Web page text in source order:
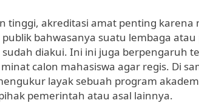
tinggi, akreditasi amat penting
bahwasanya suatu lembaga
diakui. Ini ini juga berpengaruh
calon mahasiswa agar regis. Di
layak sebuah program
pemerintah atau asal lainnya.